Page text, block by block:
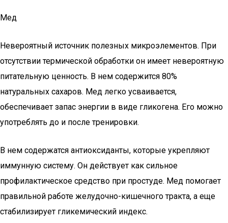
Мед
Невероятный источник полезных микроэлементов. При
отсутствии термической обработки он имеет невероятную
питательную ценность. В нем содержится 80%
натуральных сахаров. Мед легко усваивается,
обеспечивает запас энергии в виде гликогена. Его можно
употреблять до и после тренировки.
В нем содержатся антиоксиданты, которые укрепляют
иммунную систему. Он действует как сильное
профилактическое средство при простуде. Мед помогает
правильной работе желудочно-кишечного тракта, а еще
стабилизирует гликемический индекс.